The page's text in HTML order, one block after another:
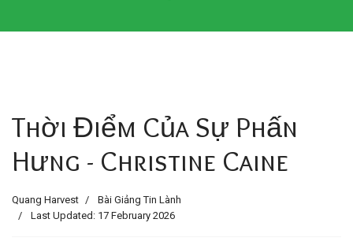
Thời Điểm Của Sự Phấn
Hưng - Christine Caine
Quang Harvest
Bài Giảng Tin Lành
Last Updated: 17 February 2026